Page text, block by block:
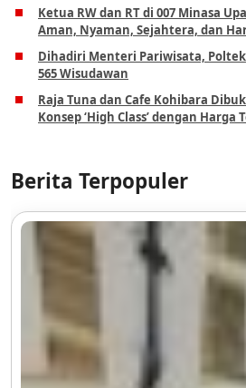
Ketua RW dan RT di 007 Minasa
Aman, Nyaman, Sejahtera, dan
Dihadiri Menteri Pariwisata,
565 Wisudawan
Raja Tuna dan Cafe Kohibara
Konsep ‘High Class’ dengan Harga
Berita Terpopuler